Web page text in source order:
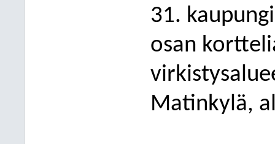
31.
osan
Matinkylä,